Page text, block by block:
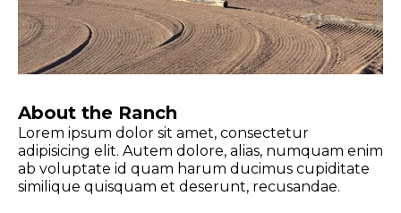
About the Ranch
Lorem ipsum dolor sit amet, consectetur
adipisicing elit. Autem dolore, alias, numquam enim
ab voluptate id quam harum ducimus cupiditate
similique quisquam et deserunt, recusandae.